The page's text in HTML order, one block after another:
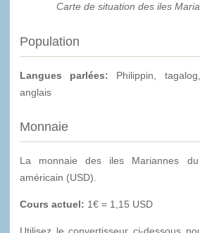
Carte de situation des iles
Population
Langues parlées: Philippin,
anglais
Monnaie
La monnaie des iles Mariannes
américain (USD).
Cours actuel: 1€ = 1,15 USD
Utilisez le convertisseur ci-dessous